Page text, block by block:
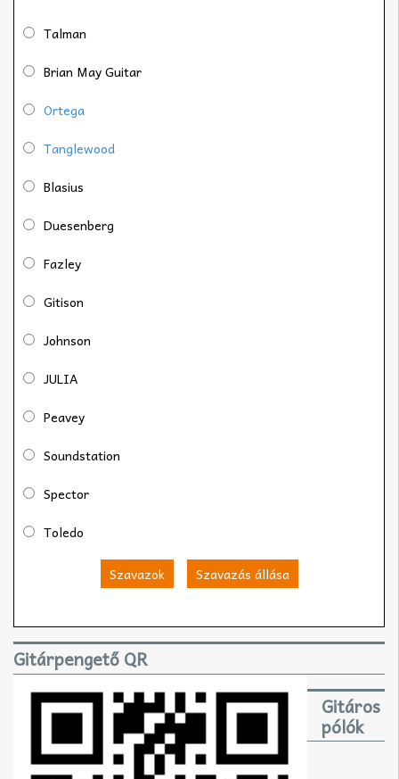
Talman
Brian May Guitar
Ortega
Tanglewood
Blasius
Duesenberg
Fazley
Gitison
Johnson
JULIA
Peavey
Soundstation
Spector
Toledo
Szavazok Szavazás állása
Gitárpengető QR
Gitáros
pólók